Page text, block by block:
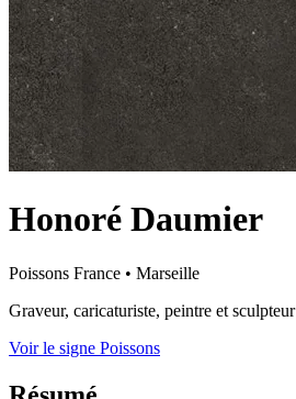
Honoré Daumier
Poissons France • Marseille
Graveur, caricaturiste, peintre et
Voir le signe Poissons